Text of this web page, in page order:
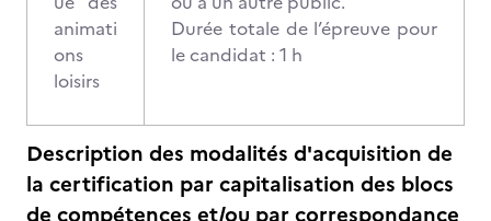
animati
ons
loisirs
Durée totale de l’épreuve pour
le candidat : 1 h
Description des modalités d'acquisition de
la certification par capitalisation des blocs